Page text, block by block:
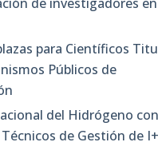
para Científicos
Públicos de
del Hidrógeno
de Gestión de